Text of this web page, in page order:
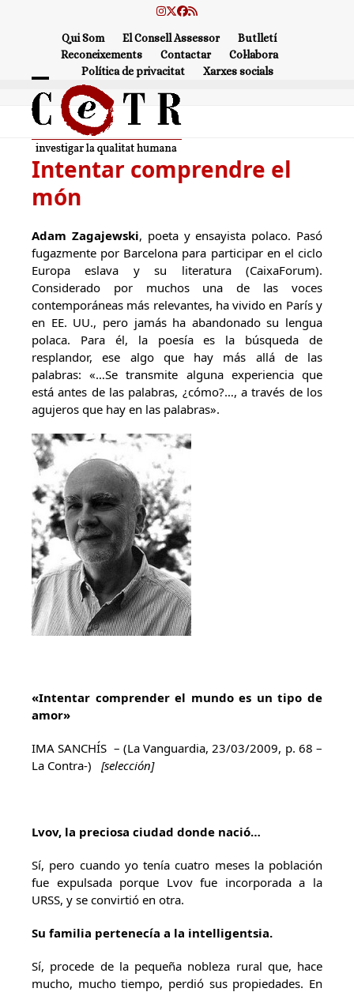
Instagram
Twitter
Facebook
RSS
Qui Som El Consell Assessor
Butlletí
Reconeixements
Contactar
Col·labora
Política de privacitat
Xarxes socials
Open
mobile
menu
Close
mobile
menu
Intentar comprendre el
món
Adam Zagajewski, poeta y ensayista polaco. Pasó
fugazmente por Barcelona para participar en el ciclo
Europa eslava y su literatura (CaixaForum).
Considerado por muchos una de las voces
contemporáneas más relevantes, ha vivido en París y
en EE. UU., pero jamás ha abandonado su lengua
polaca. Para él, la poesía es la búsqueda de
resplandor, ese algo que hay más allá de las
palabras: «…Se transmite alguna experiencia que
está antes de las palabras, ¿cómo?…, a través de los
agujeros que hay en las palabras».
«Intentar comprender el mundo es un tipo de
amor»
IMA SANCHÍS – (La Vanguardia, 23/03/2009, p. 68 –
La Contra-) [selección]
Lvov, la preciosa ciudad donde nació…
Sí, pero cuando yo tenía cuatro meses la población
fue expulsada porque Lvov fue incorporada a la
URSS, y se convirtió en otra.
Su familia pertenecía a la intelligentsia.
Sí, procede de la pequeña nobleza rural que, hace
mucho, mucho tiempo, perdió sus propiedades. En